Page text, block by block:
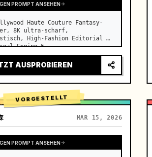
PROMPT ANSEHEN
Haute Couture Fantasy-
8K ultra-scharf,
High-Fashion Editorial
Engine 5
visuelle Illusion.
Sekunden. [Szene] Eine endlose,
AUSPROBIEREN
VORGESTELLT
MAR 15, 2026
PROMPT ANSEHEN